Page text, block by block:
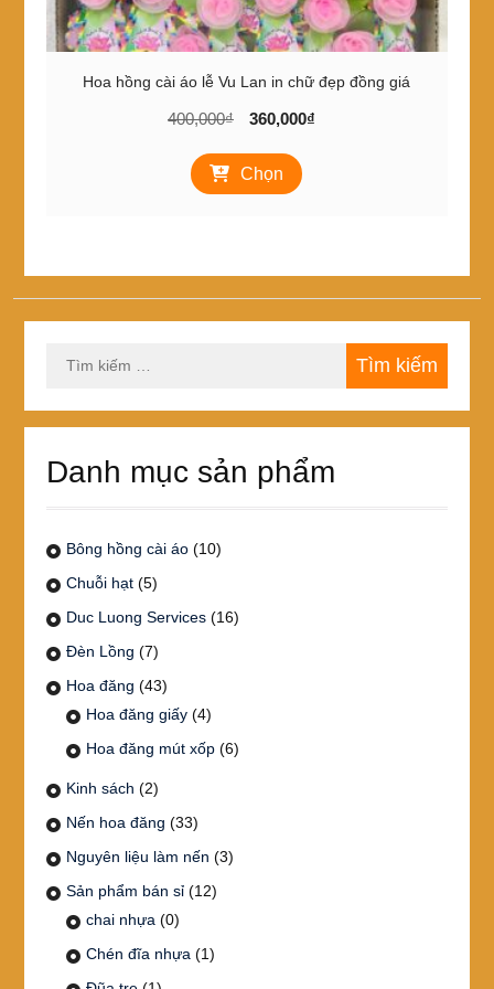
Hoa hồng cài áo lễ Vu Lan in chữ đẹp đồng giá
400,000₫
Giá
là:
400,000₫.
360,000₫
Chọn
phẩm
thể
được
chọn
trên
kiếm
Danh mục sản phẩm
Bông hồng cài áo (10)
Chuỗi hạt (5)
Duc Luong Services (16)
Đèn Lồng (7)
Hoa đăng (43)
Hoa đăng giấy (4)
Hoa đăng mút xốp (6)
Kinh sách (2)
Nến hoa đăng (33)
Nguyên liệu làm nến (3)
Sản phẩm bán sỉ (12)
chai nhựa (0)
Chén đĩa nhựa (1)